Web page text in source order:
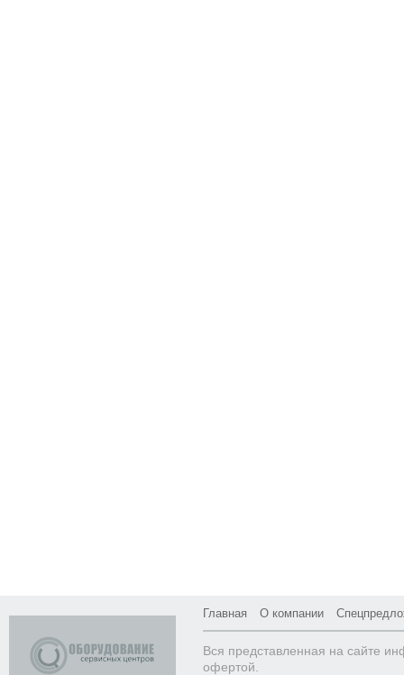
Главная О компании
Вся представленная на сайте
офертой.